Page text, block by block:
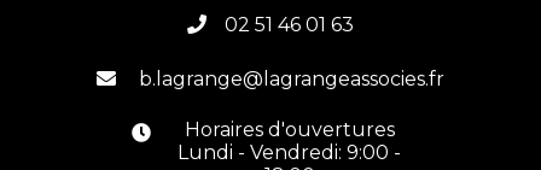
 02 51 46 01 63
 b.lagrange@lagrangeassocies.fr

Horaires d'ouvertures
Lundi - Vendredi: 9:00 -